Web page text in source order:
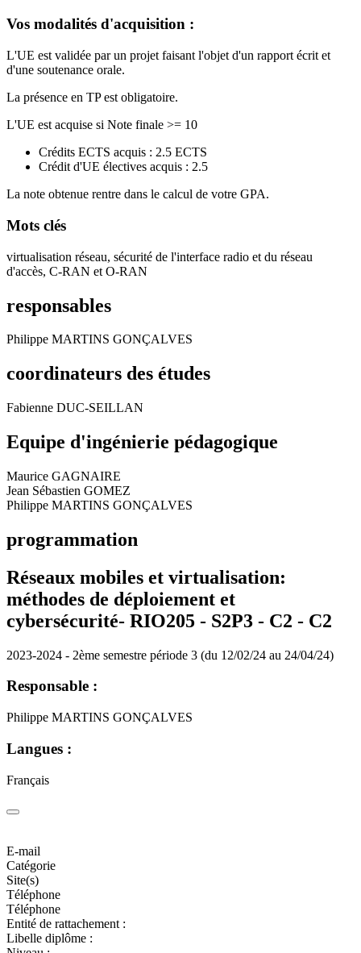
Vos modalités d'acquisition :
L'UE est validée par un projet faisant l'objet d'un rapport écrit et
d'une soutenance orale.
La présence en TP est obligatoire.
L'UE est acquise si Note finale >= 10
Crédits ECTS acquis : 2.5 ECTS
Crédit d'UE électives acquis : 2.5
La note obtenue rentre dans le calcul de votre GPA.
Mots clés
virtualisation réseau, sécurité de l'interface radio et du réseau
d'accès, C-RAN et O-RAN
responsables
Philippe MARTINS GONÇALVES
coordinateurs des études
Fabienne DUC-SEILLAN
Equipe d'ingénierie pédagogique
Maurice GAGNAIRE
Jean Sébastien GOMEZ
Philippe MARTINS GONÇALVES
programmation
Réseaux mobiles et virtualisation:
méthodes de déploiement et
cybersécurité- RIO205 - S2P3 - C2 - C2
2023-2024 - 2ème semestre période 3 (du 12/02/24 au 24/04/24)
Responsable :
Philippe MARTINS GONÇALVES
Langues :
Français
E-mail
Catégorie
Site(s)
Téléphone
Téléphone
Entité de rattachement :
Libelle diplôme :